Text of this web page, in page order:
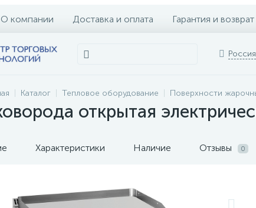
О компании Доставка и оплата Гарантия и возврат
Россия
Каталог Тепловое оборудование Поверхности
открытая
Характеристики Наличие Отзывы 0